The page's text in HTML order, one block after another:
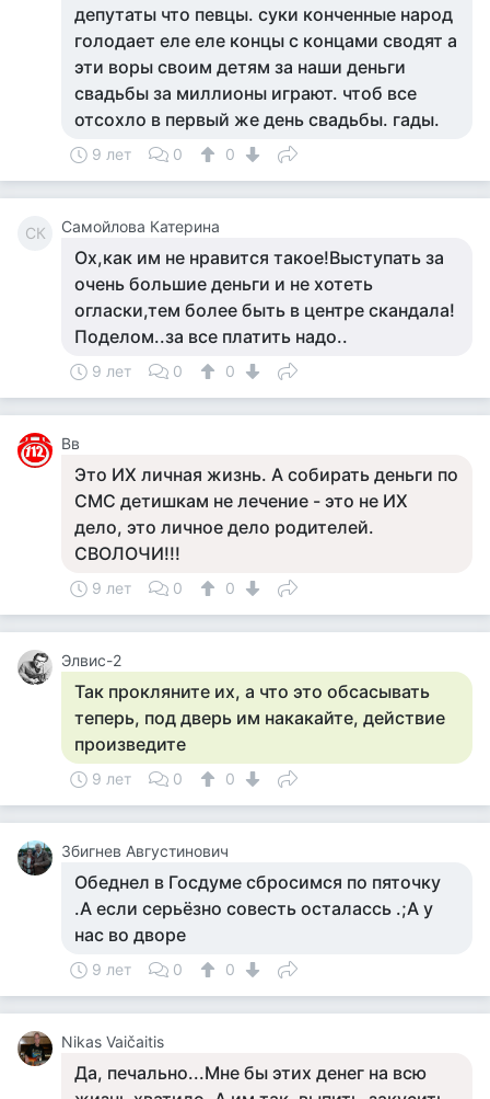
депутаты что певцы. суки конченные народ
голодает еле еле концы с концами сводят а
эти воры своим детям за наши деньги
свадьбы за миллионы играют. чтоб все
отсохло в первый же день свадьбы. гады.
9 лет 0 0
СК Самойлова Катерина
Ох,как им не нравится такое!Выступать за
очень большие деньги и не хотеть
огласки,тем более быть в центре скандала!
Поделом..за все платить надо..
9 лет 0 0
Вв
Это ИХ личная жизнь. А собирать деньги по
СМС детишкам не лечение - это не ИХ
дело, это личное дело родителей.
СВОЛОЧИ!!!
9 лет 0 0
Элвис-2
Так прокляните их, а что это обсасывать
теперь, под дверь им накакайте, действие
произведите
9 лет 0 0
Збигнев Августинович
Обеднел в Госдуме сбросимся по пяточку
.А если серьёзно совесть осталассь .;А у
нас во дворе
9 лет 0 0
Nikas Vaičaitis
Да, печально...Мне бы этих денег на всю